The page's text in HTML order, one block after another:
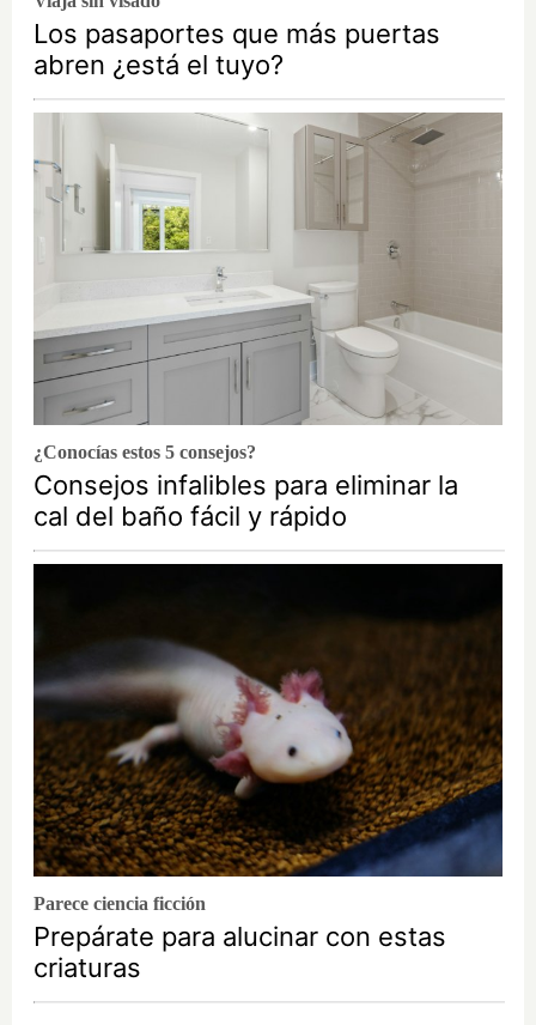
Los pasaportes que más puertas
abren ¿está el tuyo?
¿Conocías estos 5 consejos?
Consejos infalibles para eliminar la
cal del baño fácil y rápido
Parece ciencia ficción
Prepárate para alucinar con estas
criaturas